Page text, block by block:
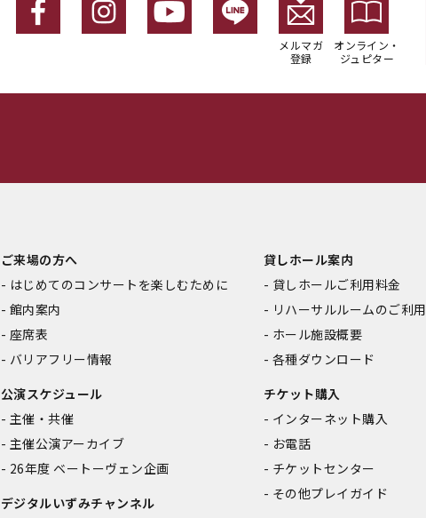
メルマガ
登録
オンライン・
ジュピター
ご来場の方へ
はじめてのコンサートを楽しむために
館内案内
座席表
バリアフリー情報
公演スケジュール
主催・共催
主催公演アーカイブ
26年度 ベートーヴェン企画
デジタルいずみチャンネル
貸しホール案内
貸しホールご利用料金
リハーサルルームのご利用
ホール施設概要
各種ダウンロード
チケット購入
インターネット購入
お電話
チケットセンター
その他プレイガイド